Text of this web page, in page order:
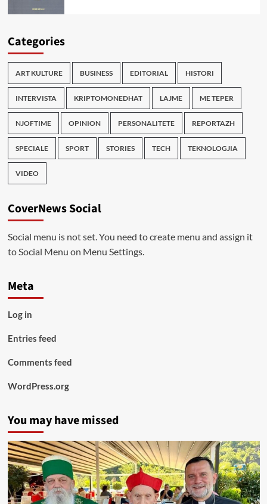
Categories
ART KULTURE BUSINESS EDITORIAL HISTORI
INTERVISTA KRIPTOMONEDHAT LAJME ME TEPER
NJOFTIME OPINION PERSONALITETE REPORTAZH
SPECIALE SPORT STORIES TECH TEKNOLOGJIA
VIDEO
CoverNews Social
Social menu is not set. You need to create menu and assign it
to Social Menu on Menu Settings.
Meta
Log in
Entries feed
Comments feed
WordPress.org
You may have missed